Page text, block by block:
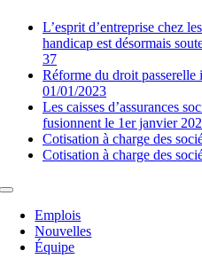
L’esprit d’entreprise chez
handicap est désormais
37
Réforme du droit passerelle
01/01/2023
Les caisses d’assurances
fusionnent le 1er janvier
Cotisation à charge des
Cotisation à charge des
Toggle
NavigationEmplois
Nouvelles
Équipe